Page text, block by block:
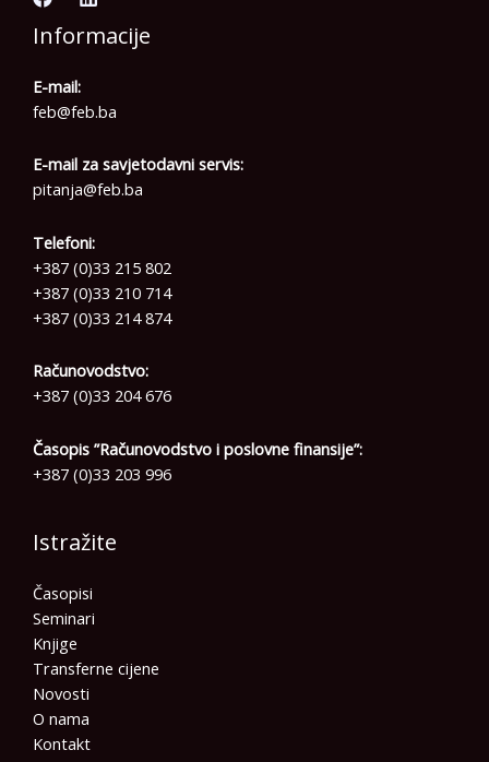
Informacije
E-mail:
feb@feb.ba
E-mail za savjetodavni servis:
pitanja@feb.ba
Telefoni:
+387 (0)33 215 802
+387 (0)33 210 714
+387 (0)33 214 874
Računovodstvo:
+387 (0)33 204 676
Časopis ”Računovodstvo i poslovne finansije”:
+387 (0)33 203 996
Istražite
Časopisi
Seminari
Knjige
Transferne cijene
Novosti
O nama
Kontakt